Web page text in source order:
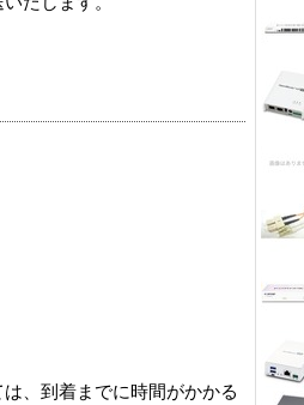
、到着までに時間がかかる